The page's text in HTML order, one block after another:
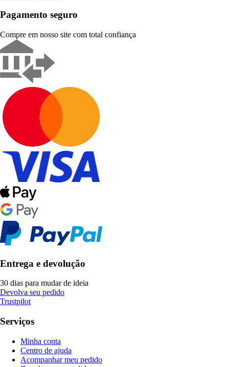
Pagamento seguro
Compre em nosso site com total confiança
Entrega e devolução
30 dias para mudar de ideia
Devolva seu pedido
Trustpilot
Serviços
Minha conta
Centro de ajuda
Acompanhar meu pedido